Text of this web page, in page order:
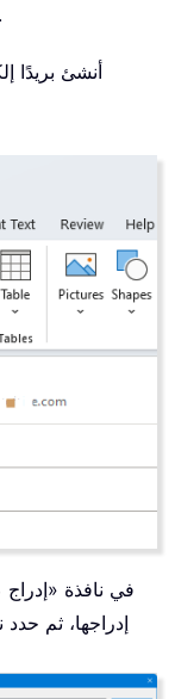
التالية لإدراج سلسلة رسائل بريد إلكتروني.
1. أنشئ بريدًا
إدراجها، ثم